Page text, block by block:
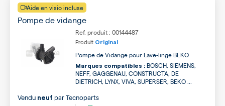
Aide en visio incluse
Pompe de vidange
Ref. produit : 00144487
Produit Original
Pompe de Vidange pour Lave-linge BEKO
Marques compatibles : BOSCH, SIEMENS,
NEFF, GAGGENAU, CONSTRUCTA, DE
DIETRICH, LYNX, VIVA, SUPERSER, BEKO ...
Vendu neuf parTecnoparts